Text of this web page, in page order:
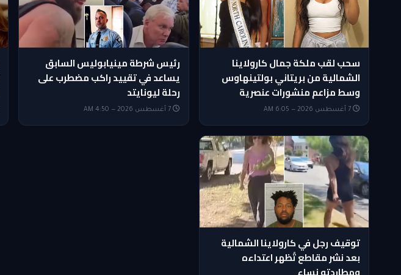
سحب لقب ملكة جمال كارولاينا
الشمالية من بريتاني بولتينهاوس
وسط مزاعم منشورات عنصرية
رئيس شرطة مينيابوليس السابق
يساعد في تقييد راكب مضطرب على
رحلة ليونايتد
7 أغسطس 2026 — 4:50 AM
توقيف رجل في كارولاينا الشمالية
بعد نشر مقاطع تُظهر اعتداءه